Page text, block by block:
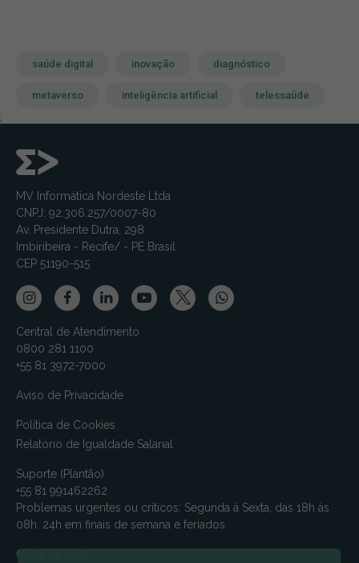
saúde digital inovação diagnóstico
metaverso inteligência artificial telessaúde
;
MV Informática Nordeste Ltda
CNPJ: 92.306.257/0007-80
Av. Presidente Dutra, 298
Imbiribeira - Recife/ - PE Brasil
CEP 51190-515
Central de Atendimento
0800 281 1100
+55 81 3972-7000
Aviso de Privacidade
Política de Cookies
Relatório de Igualdade Salarial
Suporte (Plantão)
+55 81 991462262
Problemas urgentes ou críticos: Segunda à Sexta, das 18h às
08h. 24h em finais de semana e feriados
Canal de ética